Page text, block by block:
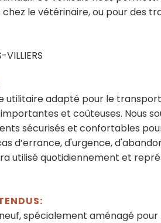
le vétérinaire, ou pour des
VILLIERS
utilitaire adapté pour le
et coûteuses. Nous
sécurisés et confortables
d’errance, d'urgence,
utilisé quotidiennement et
spécialement aménagé